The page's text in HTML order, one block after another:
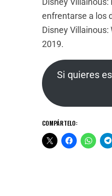
enfrentarse a los
Disney
2019.
Si quieres
COMPÁRTELO: